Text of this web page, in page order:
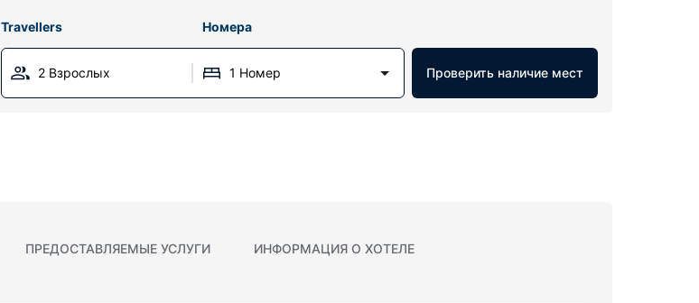
Travellers Номера
2 Взрослых 1 Номер Проверить наличие мест
ПРЕДОСТАВЛЯЕМЫЕ УСЛУГИ ИНФОРМАЦИЯ О ХОТЕЛЕ